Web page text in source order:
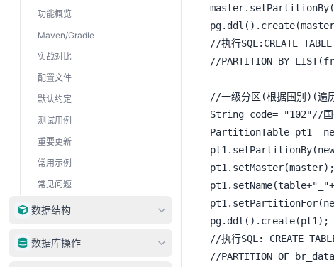
功能概览
Maven/Gradle
实战对比
配置文件
默认约定
测试用例
重要更新
常用示例
常见问题
数据结构
DataType
数据库操作
//执行SQL:CREATE
//PARTITION BY
//一级分区(根据国别)(遍
String code= "102"//国
PartitionTable pt1
pt1.setMaster(master);
pg.ddl().create(pt1);
//执行SQL: CREATE
//PARTITION OF